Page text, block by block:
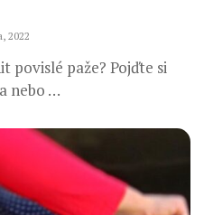
2022
povislé paže? Pojďte si
nebo …